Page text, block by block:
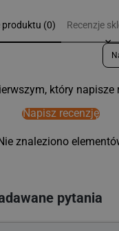
produktu (0) Recenzje
który napisze
Napisz recenzję
Nie znaleziono
pytania